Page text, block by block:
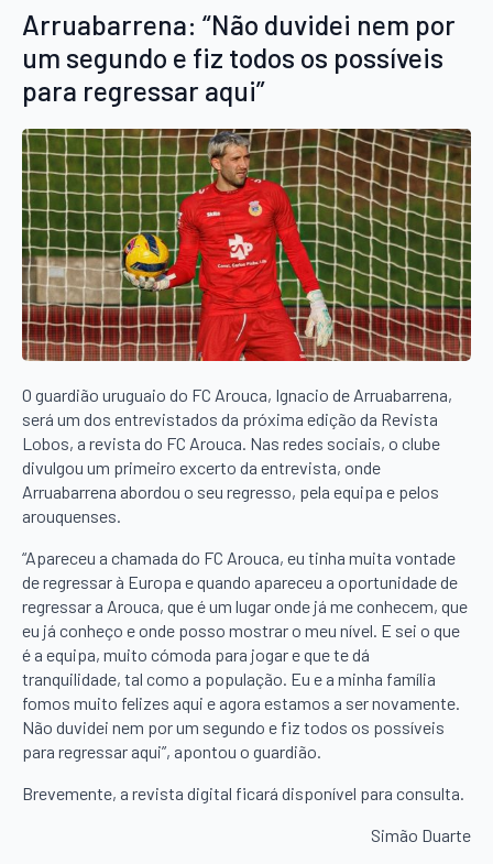
Arruabarrena: “Não duvidei nem por
um segundo e fiz todos os possíveis
para regressar aqui”
O guardião uruguaio do FC Arouca, Ignacio de Arruabarrena,
será um dos entrevistados da próxima edição da Revista
Lobos, a revista do FC Arouca. Nas redes sociais, o clube
divulgou um primeiro excerto da entrevista, onde
Arruabarrena abordou o seu regresso, pela equipa e pelos
arouquenses.
“Apareceu a chamada do FC Arouca, eu tinha muita vontade
de regressar à Europa e quando apareceu a oportunidade de
regressar a Arouca, que é um lugar onde já me conhecem, que
eu já conheço e onde posso mostrar o meu nível. E sei o que
é a equipa, muito cómoda para jogar e que te dá
tranquilidade, tal como a população. Eu e a minha família
fomos muito felizes aqui e agora estamos a ser novamente.
Não duvidei nem por um segundo e fiz todos os possíveis
para regressar aqui”, apontou o guardião.
Brevemente, a revista digital ficará disponível para consulta.
Simão Duarte